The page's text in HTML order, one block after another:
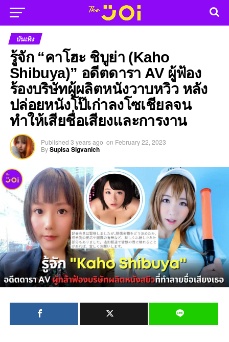
บันเทิง
รู้จัก “คาโฮะ ชิบูย่า (Kaho
Shibuya)” อดีตดารา AV ผู้ฟ้อง
ร้องบริษัทผู้ผลิตหนังวาบหวิว หลัง
ปล่อยหนังโป๊เก่าลงโซเชียลจน
ทำให้เสียชื่อเสียงและการงาน
Published 3 years ago on February 22, 2023
BySupisa Sigvanich